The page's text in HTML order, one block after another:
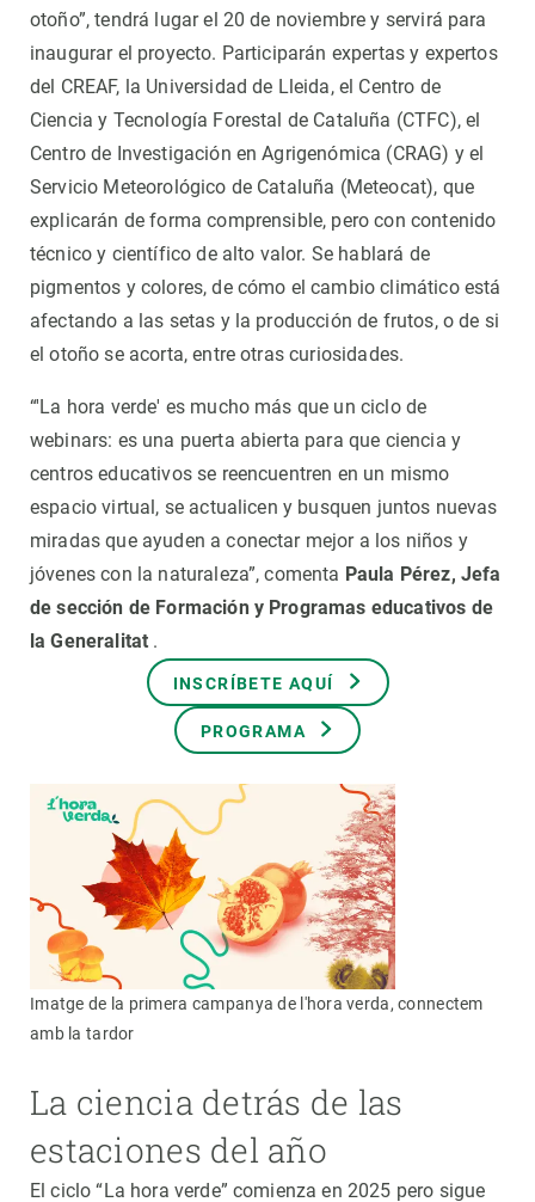
otoño”, tendrá lugar el 20 de noviembre y servirá para
inaugurar el proyecto. Participarán expertas y expertos
del CREAF, la Universidad de Lleida, el Centro de
Ciencia y Tecnología Forestal de Cataluña (CTFC), el
Centro de Investigación en Agrigenómica (CRAG) y el
Servicio Meteorológico de Cataluña (Meteocat), que
explicarán de forma comprensible, pero con contenido
técnico y científico de alto valor. Se hablará de
pigmentos y colores, de cómo el cambio climático está
afectando a las setas y la producción de frutos, o de si
el otoño se acorta, entre otras curiosidades.
“'La hora verde' es mucho más que un ciclo de
webinars: es una puerta abierta para que ciencia y
centros educativos se reencuentren en un mismo
espacio virtual, se actualicen y busquen juntos nuevas
miradas que ayuden a conectar mejor a los niños y
jóvenes con la naturaleza”, comenta Paula Pérez, Jefa
de sección de Formación y Programas educativos de
la Generalitat .
INSCRÍBETE AQUÍ
PROGRAMA
Imatge de la primera campanya de l'hora verda, connectem
amb la tardor
La ciencia detrás de las
estaciones del año
El ciclo “La hora verde” comienza en 2025 pero sigue